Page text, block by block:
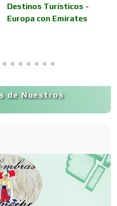
Destinos Turísticos -
Europa con Emirates
de Nuestros